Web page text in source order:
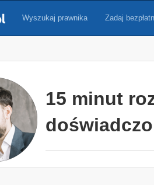
Wyszukaj prawnika Zadaj
15 minut